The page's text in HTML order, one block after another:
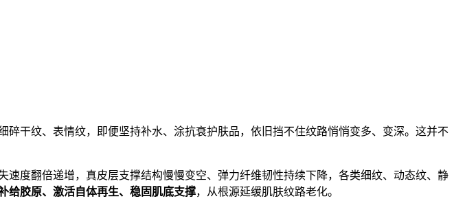
干纹、表情纹，即便坚持补水、涂抗衰护肤品，依旧挡不住纹路悄悄变多、变深。这并不
度翻倍递增，真皮层支撑结构慢慢变空、弹力纤维韧性持续下降，各类细纹、动态纹、静
给胶原、激活自体再生、稳固肌底支撑，从根源延缓肌肤纹路老化。